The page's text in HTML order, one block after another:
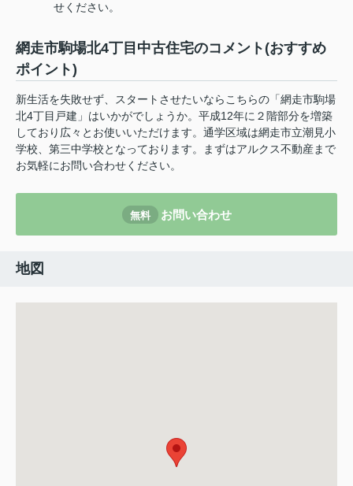
せください。
網走市駒場北4丁目中古住宅のコメント(おすすめ
ポイント)
新生活を失敗せず、スタートさせたいならこちらの「網走市駒場
北4丁目戸建」はいかがでしょうか。平成12年に２階部分を増築
しており広々とお使いいただけます。通学区域は網走市立潮見小
学校、第三中学校となっております。まずはアルクス不動産まで
お気軽にお問い合わせください。
無料 お問い合わせ
地図